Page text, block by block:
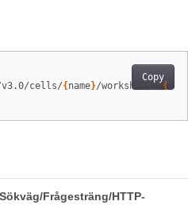
Copy
v3.0/cells/{ name}/worksheets/ {
Sökväg/Frågesträng/HTTP-